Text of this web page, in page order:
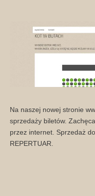
Na naszej nowej stronie
sprzedaży biletów.
przez internet. Sprzedaż
REPERTUAR.